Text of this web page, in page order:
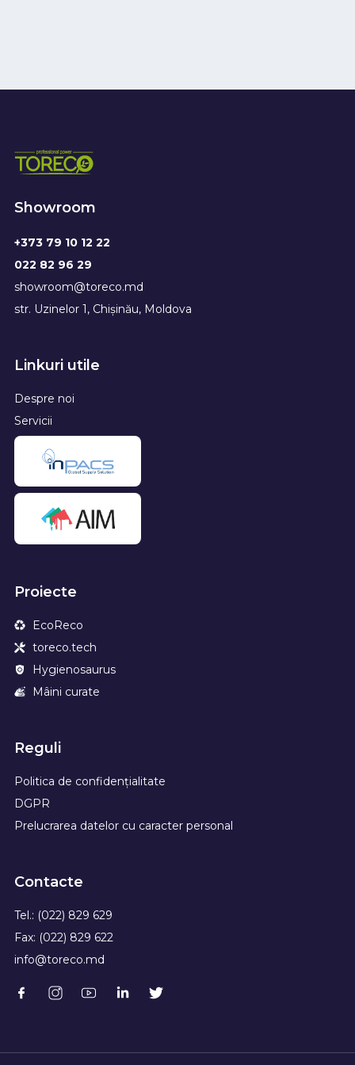
Showroom
+373 79 10 12 22
022 82 96 29
showroom@toreco.md
str. Uzinelor 1, Chișinău, Moldova
Linkuri utile
Despre noi
Servicii
Proiecte
EcoReco
toreco.tech
Hygienosaurus
Mâini curate
Reguli
Politica de confidențialitate
DGPR
Prelucrarea datelor cu caracter personal
Contacte
Tel.: (022) 829 629
Fax: (022) 829 622
info@toreco.md